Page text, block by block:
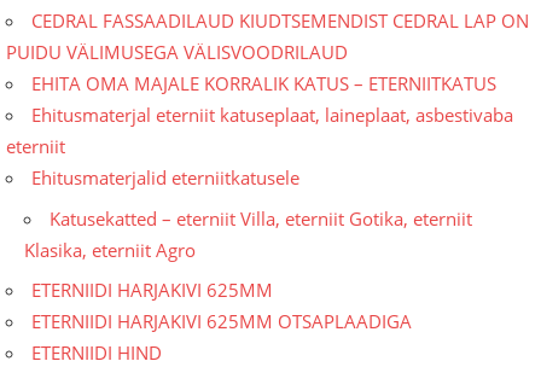
CEDRAL FASSAADILAUD KIUDTSEMENDIST CEDRAL LAP ON
PUIDU VÄLIMUSEGA VÄLISVOODRILAUD
EHITA OMA MAJALE KORRALIK KATUS – ETERNIITKATUS
Ehitusmaterjal eterniit katuseplaat, laineplaat, asbestivaba
eterniit
Ehitusmaterjalid eterniitkatusele
Katusekatted – eterniit Villa, eterniit Gotika, eterniit
Klasika, eterniit Agro
ETERNIIDI HARJAKIVI 625MM
ETERNIIDI HARJAKIVI 625MM OTSAPLAADIGA
ETERNIIDI HIND